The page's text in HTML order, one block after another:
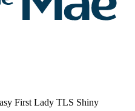
First Lady TLS Shiny